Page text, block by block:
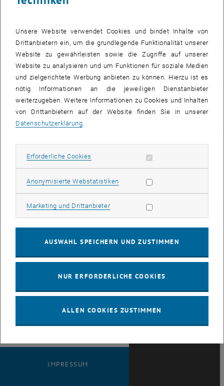
course)
Sommersemester
2018
Computermathematik
- Einführung in LATEX
Sommersemester
Computermathematik
Sommer 2014
Adaptive boundary
element methods
(short course at
Zurich Sommer
School)
Diese Tabelle enthält
Vorlesungsfolien. Die Spalten zeigen
von links nach rechts wann die
wurde, den Titel der
Lehrveranstaltung, die Sprache der
einen Link zum jeweiligen Foliensatz.
IMPRESSUM
Unsere Website verwendet Cookies und bindet Inhalte von
Drittanbietern ein, um die grundlegende Funktionalität unserer
Website zu gewährleisten sowie die Zugriffe auf unserer
Website zu analysieren und um Funktionen für soziale Medien
und zielgerichtete Werbung anbieten zu können. Hierzu ist es
nötig Informationen an die jeweiligen Dienstanbieter
weiterzugeben. Weitere Informationen zu Cookies und Inhalten
von Drittanbietern auf der Website finden Sie in unserer
Datenschutzerklärung
Erforderliche Cookies Erforderliche Cookies zulassen
Anonymisierte WebstatistikenStatistik Cookies zulassen
Marketing und DrittanbieterMarketing Cookies zulassen
AUSWAHL SPEICHERN UND ZUSTIMMEN
NUR ERFORDERLICHE COOKIES
ALLEN COOKIES ZUSTIMMEN